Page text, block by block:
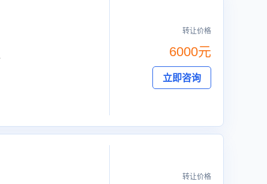
转让价格
6000元
立即咨询
转让价格